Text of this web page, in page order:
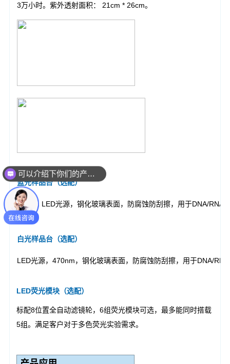
可以介绍下你们的产品么？